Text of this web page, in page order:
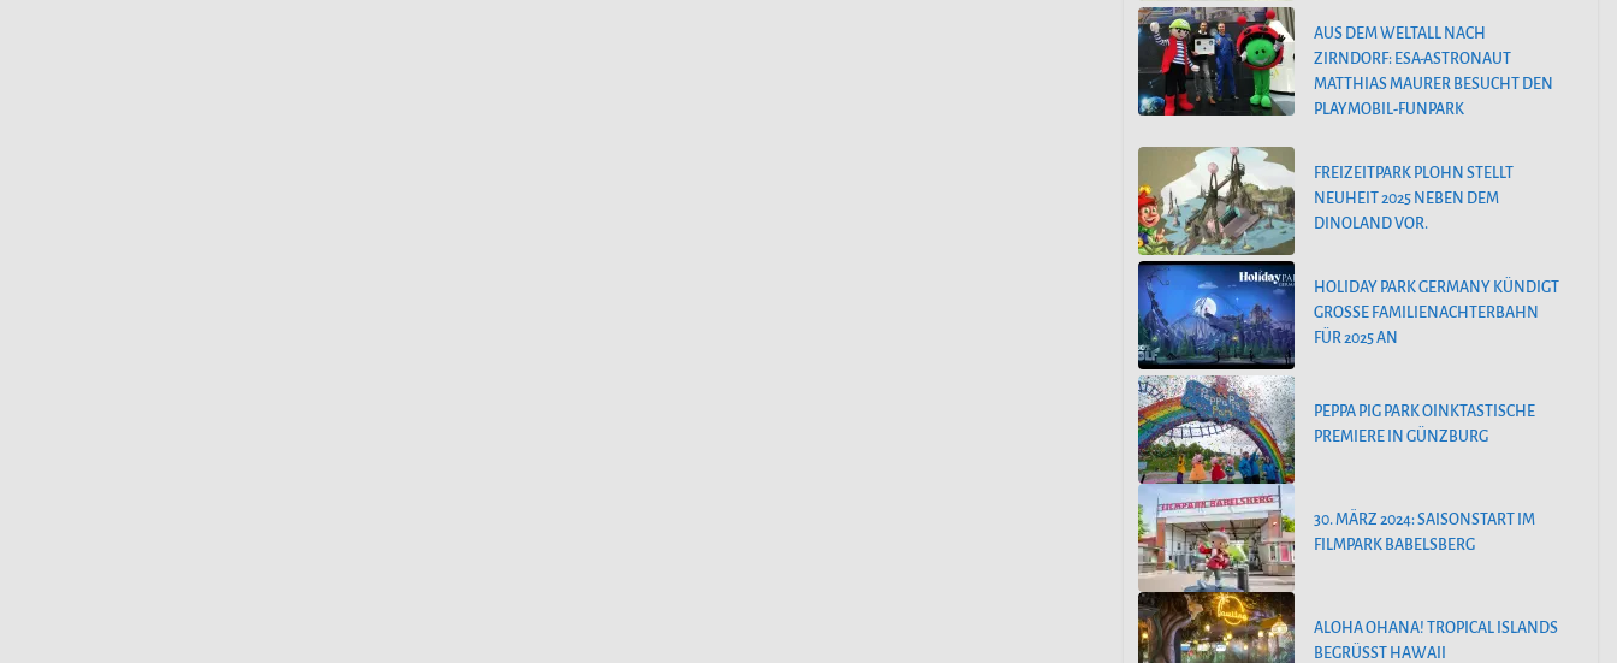
AUS DEM WELTALL NACH
ZIRNDORF: ESA-ASTRONAUT
MATTHIAS MAURER BESUCHT DEN
PLAYMOBIL-FUNPARK
FREIZEITPARK PLOHN STELLT
NEUHEIT 2025 NEBEN DEM
DINOLAND VOR.
HOLIDAY PARK GERMANY KÜNDIGT
GROSSE FAMILIENACHTERBAHN F
ÜR 2025 AN
PEPPA PIG PARK OINKTASTISCHE
PREMIERE IN GÜNZBURG
30. MÄRZ 2024: SAISONSTART IM
FILMPARK BABELSBERG
ALOHA OHANA! TROPICAL ISLANDS
BEGRÜSST HAWAII